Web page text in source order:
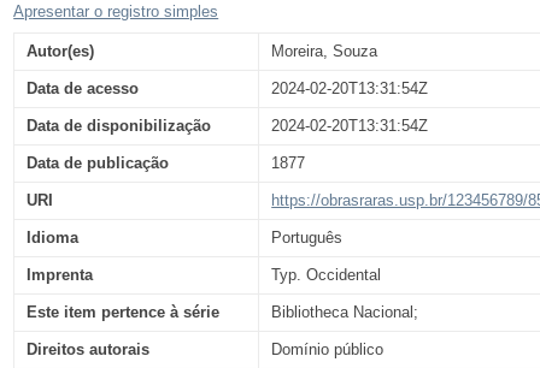
Apresentar o registro simples
Autor(es) Moreira, Souza
Data de acesso 2024-02-20T13:31:54Z
Data de disponibilização 2024-02-20T13:31:54Z
Data de publicação 1877
URI https://obrasraras.usp.br/123456789/
Idioma Português
Imprenta Typ. Occidental
Este item pertence à série Bibliotheca Nacional;
Direitos autorais Domínio público